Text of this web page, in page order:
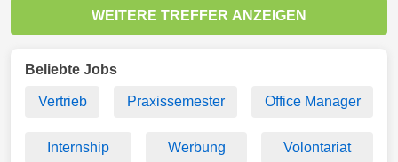
WEITERE TREFFER ANZEIGEN
Beliebte Jobs
Vertrieb Praxissemester Office Manager
Internship Werbung Volontariat